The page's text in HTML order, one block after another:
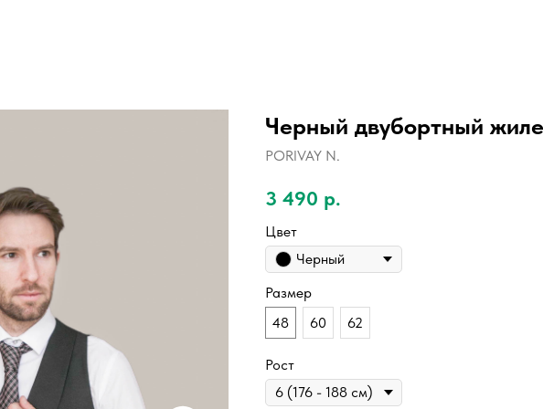
Черный двубортный
PORIVAY N.
3 490 р.
Цвет
Черный
Размер
48
60 62
Рост